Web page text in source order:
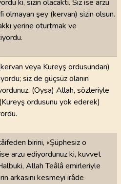
ki, sizin olacaktı. Siz ise arzu
olmayan şey (kervan) sizin olsun.
yerine oturtmak ve
veya Kureyş ordusundan)
siz de güçsüz olanın
(Oysa) Allah, sözleriyle
ordusunu yok ederek)
birini, «Şüphesiz o
arzu ediyordunuz ki, kuvvet
Allah Teâlâ emirleriyle
arkasını kesmeyi irâde